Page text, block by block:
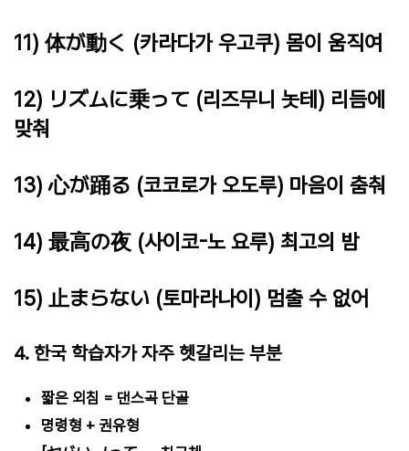
11) 体が動く (카라다가 우고쿠) 몸이 움직여
12) リズムに乗って (리즈무니 놋테) 리듬에
맞춰
13) 心が踊る (코코로가 오도루) 마음이 춤춰
14) 最高の夜 (사이코-노 요루) 최고의 밤
15) 止まらない (토마라나이) 멈출 수 없어
4. 한국 학습자가 자주 헷갈리는 부분
짧은 외침 = 댄스곡 단골
명령형 + 권유형